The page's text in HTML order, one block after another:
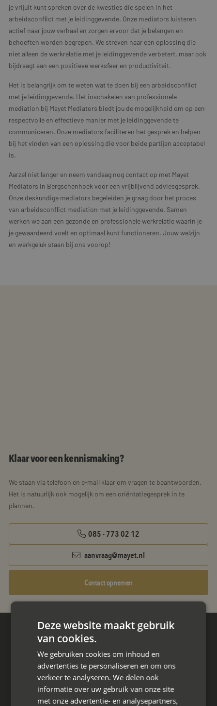
je vrijuit kunt spreken over de kwesties die spelen in het
arbeidsconflict met je leidinggevende. Onze mediators luisteren
actief naar jouw verhaal en zorgen ervoor dat je belangen en
behoeften worden begrepen. We streven naar een oplossing die
niet alleen de werkrelatie met je leidinggevende verbetert, maar ook
bijdraagt aan een positieve werksfeer en productiviteit.
Het is belangrijk om te weten wat te doen bij een arbeidsconflict
met je leidinggevende. Het inschakelen van professionele
mediation bij Mayet Mediators biedt jou de mogelijkheid om op een
respectvolle en effectieve manier met je leidinggevende te
communiceren. Onze mediators faciliteren het gesprek en helpen
bij het vinden van een oplossing die voor beide partijen acceptabel
is.
Aarzel niet langer en neem vandaag nog contact op met Mayet
Mediators in Bergschenhoek voor een vrijblijvend adviesgesprek.
Onze deskundige mediators begeleiden je graag door het proces
van arbeidsconflict mediation met je leidinggevende. Samen
werken we aan een gezonde en professionele werkrelatie waarin je
je gewaardeerd voelt en optimaal kunt functioneren. Jouw welzijn
en werkgeluk staan bij ons voorop!
Klaar voor een kennismaking?
We staan via telefoon en e-mail klaar om vragen te beantwoorden.
Het is natuurlijk ook mogelijk om een oriëntatiegesprek in te
plannen.
085 - 773 02 12
aanvraag@mayet.nl
Contact opnemen
Hoofdkantoor
4661 KZ Halsteren,
085 - 773 02 12
aanvraag@mayet.nl
Deze website maakt gebruik
van cookies.
We gebruiken cookies om inhoud en
advertenties te personaliseren en om ons
verkeer te analyseren. We delen ook
informatie over uw gebruik van onze site
met onze advertentie- en analysepartners,